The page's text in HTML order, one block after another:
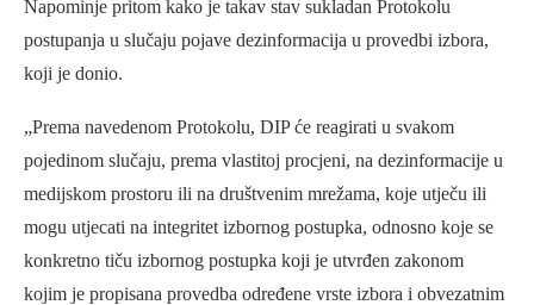
Napominje pritom kako je takav stav sukladan Protokolu
postupanja u slučaju pojave dezinformacija u provedbi izbora,
koji je donio.
„Prema navedenom Protokolu, DIP će reagirati u svakom
pojedinom slučaju, prema vlastitoj procjeni, na dezinformacije u
medijskom prostoru ili na društvenim mrežama, koje utječu ili
mogu utjecati na integritet izbornog postupka, odnosno koje se
konkretno tiču izbornog postupka koji je utvrđen zakonom
kojim je propisana provedba određene vrste izbora i obvezatnim